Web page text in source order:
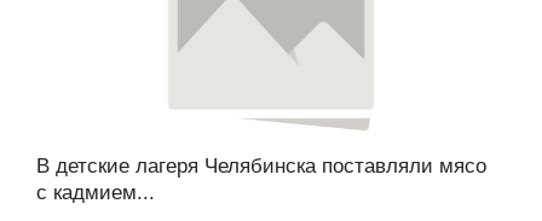
В детские лагеря Челябинска поставляли мясо
с кадмием...